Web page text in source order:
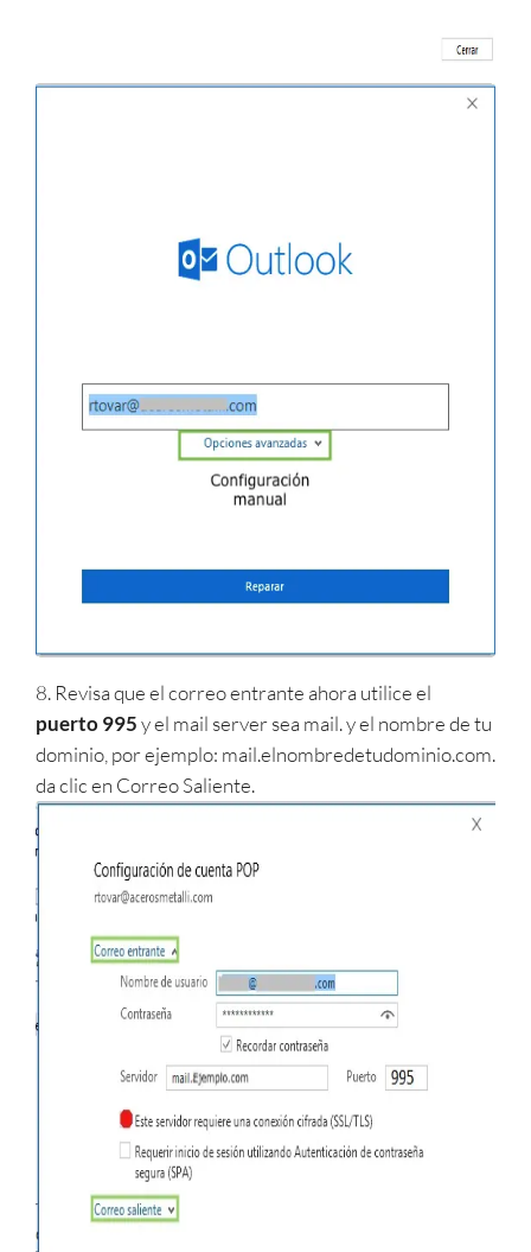
8. Revisa que el correo entrante ahora utilice el
puerto 995y el mail server sea mail. y el nombre de tu
dominio, por ejemplo: mail.elnombredetudominio.com.
da clic en Correo Saliente.